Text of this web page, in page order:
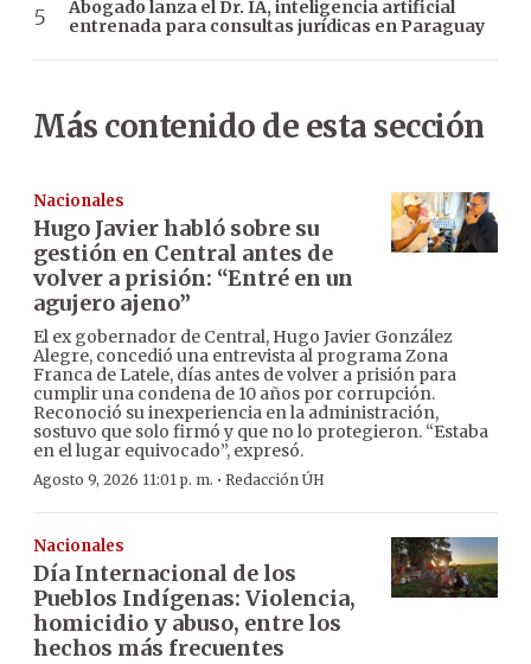
Abogado lanza el Dr. IA, inteligencia artificial
entrenada para consultas jurídicas en Paraguay
Más contenido de esta sección
Nacionales
Hugo Javier habló sobre su
gestión en Central antes de
volver a prisión: “Entré en un
agujero ajeno”
El ex gobernador de Central, Hugo Javier González
Alegre, concedió una entrevista al programa Zona
Franca de Latele, días antes de volver a prisión para
cumplir una condena de 10 años por corrupción.
Reconoció su inexperiencia en la administración,
sostuvo que solo firmó y que no lo protegieron. “Estaba
en el lugar equivocado”, expresó.
Agosto 9, 2026 11:01 p. m. · Redacción ÚH
Nacionales
Día Internacional de los
Pueblos Indígenas: Violencia,
homicidio y abuso, entre los
hechos más frecuentes